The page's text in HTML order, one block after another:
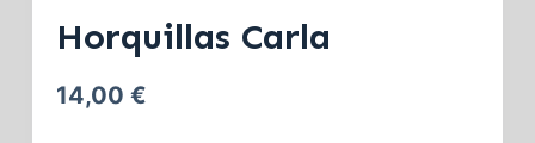
Horquillas Carla
14,00 €